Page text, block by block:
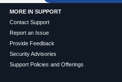
MORE IN SUPPORT
Contact Support
Report an Issue
Provide Feedback
Security Advisories
Support Policies and Offerings